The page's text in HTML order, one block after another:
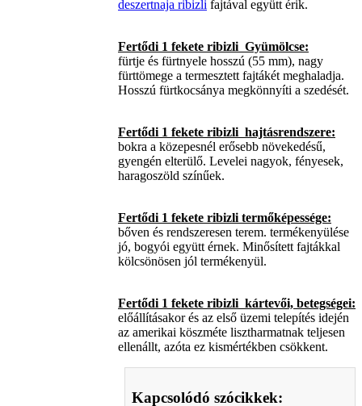
deszertnaja ribizli fajtával együtt érik.
Fertődi 1 fekete ribizli Gyümölcse:
fürtje és fürtnyele hosszú (55 mm), nagy
fürttömege a termesztett fajtákét meghaladja.
Hosszú fürtkocsánya megkönnyíti a szedését.
Fertődi 1 fekete ribizli hajtásrendszere:
bokra a közepesnél erősebb növekedésű,
gyengén elterülő. Levelei nagyok, fényesek,
haragoszöld színűek.
Fertődi 1 fekete ribizli termőképessége:
bőven és rendszeresen terem. termékenyülése
jó, bogyói együtt érnek. Minősített fajtákkal
kölcsönösen jól termékenyül.
Fertődi 1 fekete ribizli kártevői, betegségei:
előállításakor és az első üzemi telepítés idején
az amerikai köszméte lisztharmatnak teljesen
ellenállt, azóta ez kismértékben csökkent.
Kapcsolódó szócikkek: